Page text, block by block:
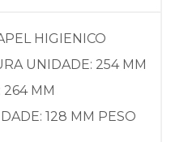
HIGIENICO
UNIDADE: 254 MM
264 MM
128 MM PESO